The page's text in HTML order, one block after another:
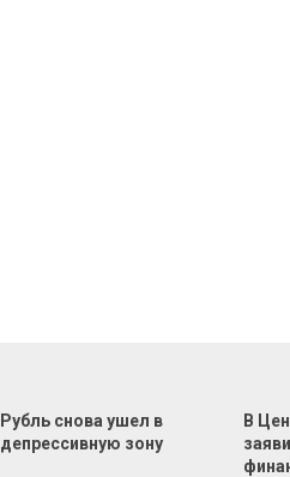
Рубль снова ушел в
депрессивную зону
В